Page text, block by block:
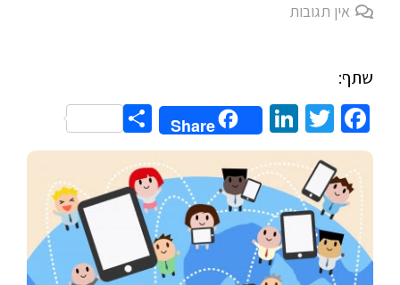
אין תגובות
שתף:
Facebook
Twitter
LinkedIn
Share
Share